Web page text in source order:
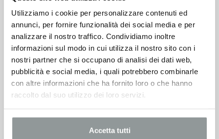
Utilizziamo i cookie per personalizzare contenuti ed
annunci, per fornire funzionalità dei social media e per
analizzare il nostro traffico. Condividiamo inoltre
informazioni sul modo in cui utilizza il nostro sito con i
nostri partner che si occupano di analisi dei dati web,
pubblicità e social media, i quali potrebbero combinarle
con altre informazioni che ha fornito loro o che hanno
raccolto dal suo utilizzo dei loro servizi.
Accetta tutti